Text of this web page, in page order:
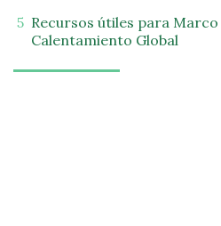
Recursos útiles para
Calentamiento Global